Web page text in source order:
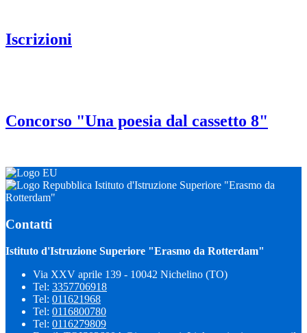
Iscrizioni
Concorso "Una poesia dal cassetto 8"
Istituto d'Istruzione Superiore "Erasmo da
Rotterdam"
Contatti
Istituto d'Istruzione Superiore "Erasmo da Rotterdam"
Via XXV aprile 139 - 10042 Nichelino (TO)
Tel: 3357706918
Tel: 011621968
Tel: 0116800780
Tel: 0116279809